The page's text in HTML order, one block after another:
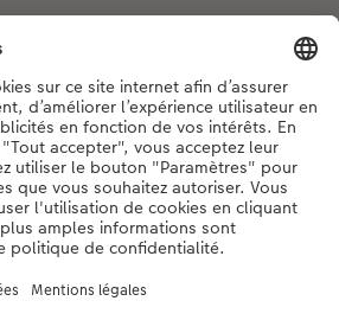
concernant nos produits ou votre commande,
du lundi au dimanche, de 9h00 à 20h00
de téléphone044 499 10 37• 7j/7 • de 9h à
20h
DE|FR| IT